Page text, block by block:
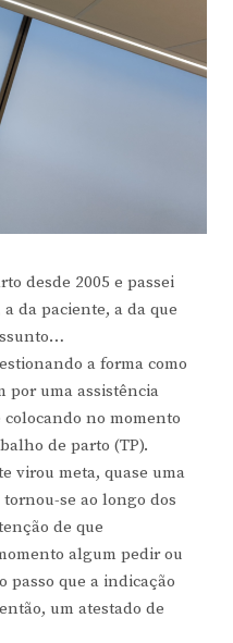
desde 2005 e passei
da paciente, a da que
a forma como
por uma assistência
no momento
de parto (TP).
virou meta, quase uma
se ao longo dos
de que
algum pedir ou
passo que a indicação
um atestado de